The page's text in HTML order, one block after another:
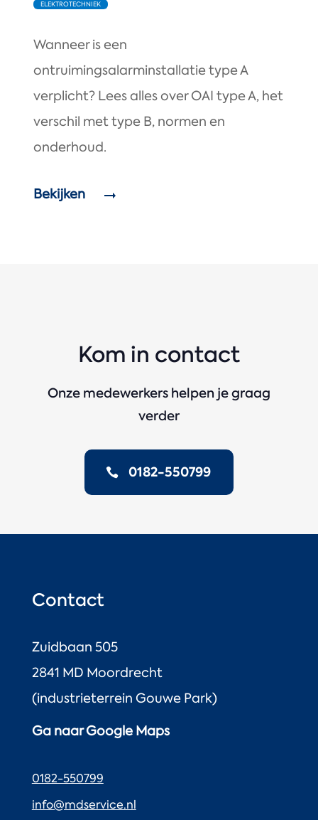
ELEKTROTECHNIEK
Wanneer is een
ontruimingsalarminstallatie type A
verplicht? Lees alles over OAI type A, het
verschil met type B, normen en
onderhoud.
Bekijken
Kom in contact
Onze medewerkers helpen je graag
verder
0182-550799
Contact
Zuidbaan 505
2841 MD Moordrecht
(industrieterrein Gouwe Park)
Ga naar Google Maps
0182-550799
info@mdservice.nl